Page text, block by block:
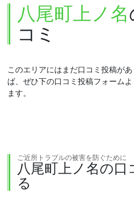
八尾町上ノ名
コミ
このエリアにはまだ口コミ投稿が
ば、ぜひ下の口コミ投稿フォーム
ます。
ご近所トラブルの被害を防ぐために
八尾町上ノ名の口
る